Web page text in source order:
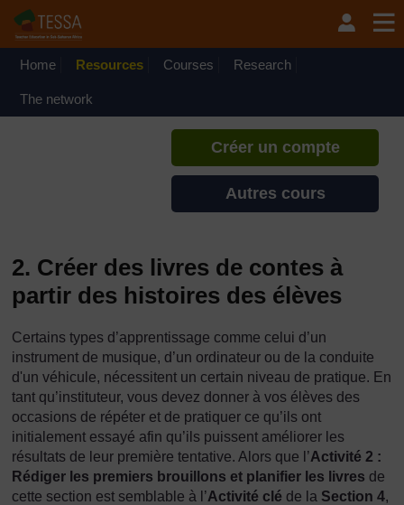
Home Resources Courses Research
The network
Si vous créez un compte, vous
pouvez établir un profil
Créer un compte
Autres cours
2. Créer des livres de contes à
partir des histoires des élèves
Certains types d’apprentissage comme celui d’un
instrument de musique, d’un ordinateur ou de la conduite
d'un véhicule, nécessitent un certain niveau de pratique. En
tant qu’instituteur, vous devez donner à vos élèves des
occasions de répéter et de pratiquer ce qu’ils ont
initialement essayé afin qu’ils puissent améliorer les
résultats de leur première tentative. Alors que l’Activité 2 :
Rédiger les premiers brouillons et planifier les livres de
cette section est semblable à l’Activité clé de la Section 4,